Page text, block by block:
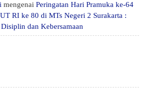
mengenai Peringatan Hari Pramuka ke-64
RI ke 80 di MTs Negeri 2 Surakarta :
dan Kebersamaan